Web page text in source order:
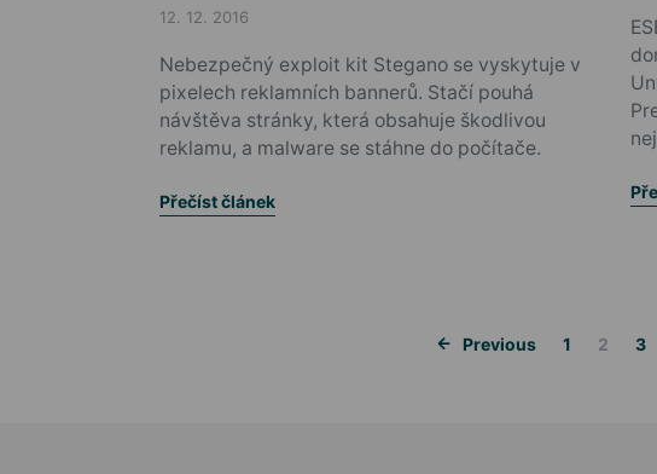
Posted on
12. 12. 2016
Nebezpečný exploit kit Stegano se vyskytuje v
pixelech reklamních bannerů. Stačí pouhá
návštěva stránky, která obsahuje škodlivou
reklamu, a malware se stáhne do počítače.
Přečíst článek
Previous 1 2 3